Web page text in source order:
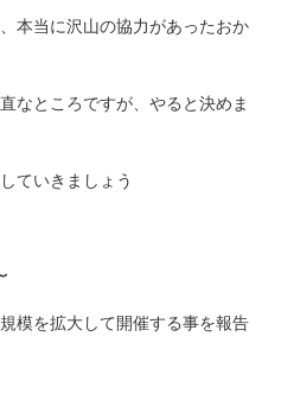
本当に沢山の協力があったおか
なところですが、やると決めま
ていきましょう
模を拡大して開催する事を報告